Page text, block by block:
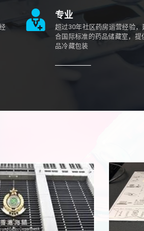
专业
超过30年社区药房运营经验，
合国际标准的药品储藏室，提
品冷藏包装